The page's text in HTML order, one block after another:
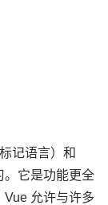
记语言）和
它是功能更全
Vue 允许与许多